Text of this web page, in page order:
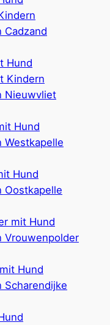
Cadzand
Hund
Kindern
Nieuwvliet
Hund
Westkapelle
Hund
Oostkapelle
mit Hund
Vrouwenpolder
Hund
Scharendijke
Landhäuser
und/oder
sind Hunde
im
*